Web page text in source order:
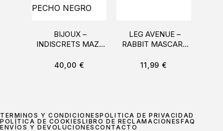
BIJOUX –
INDISCRETS MAZE
EN PECHO NEGRO
40,00 €
LEG AVENUE –
RABBIT MASCARA
11,99 €
TÉRMINOS Y CONDICIONESPOLÍTICA DE PRIVACIDAD
POLÍTICA DE COOKIES LIBRO DE RECLAMACIONES FAQ
ENVÍOS Y DEVOLUCIONES CONTACTO